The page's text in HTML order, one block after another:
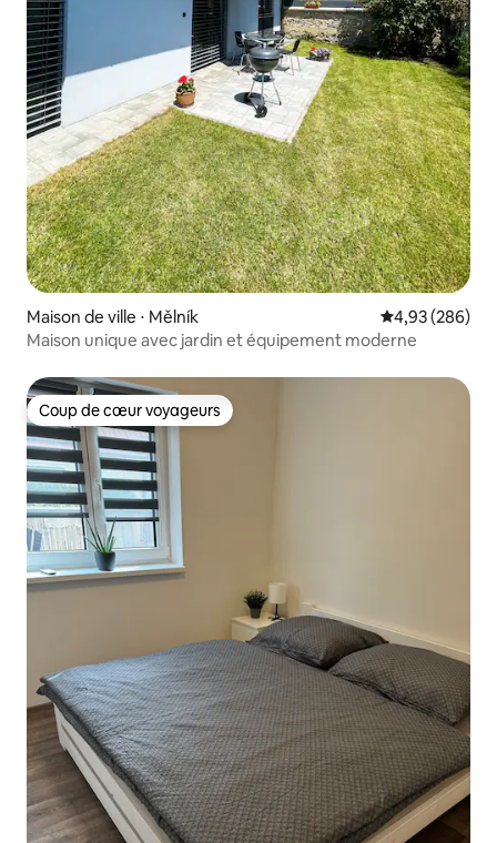
Maison de ville ⋅ Mělník Évaluation
4,93 (286)
Maison unique avec jardin et équipement moderne
Coup de cœur voyageurs
Coup de cœur voyageurs